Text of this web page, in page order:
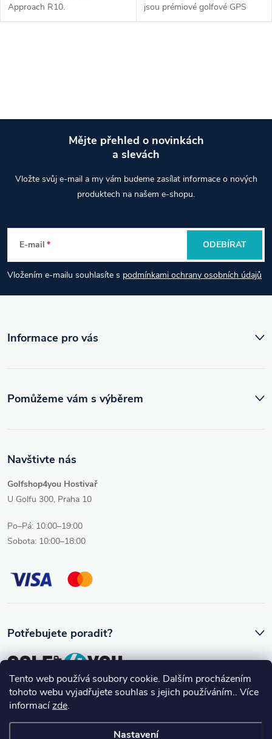
Tento web používá soubory cookie. Dalším procházením
tohoto webu vyjadřujete souhlas s jejich používáním.. Více
informacízde.
Nastavení
Approach R10.
jsou prémiové golfové GPS
hodinky, které nabízejí
a
í
r
v
y
ý
s
u
p
a
t
Mějte přehled o novinkách
a slevách
Vložte svůj e-mail a my vám budeme zasílat informace o nových
produktech na našem e-shopu.
E-mail
Vložením e-mailu souhlasíte s podmínkami ochrany osobních údajů
ODEBÍRAT
Informace pro vás
Navštivte nás
Golfshop4you Hostivař
U Golfu 300, Praha 10
Po–Pá: 10:00–19:00
Sobota: 10:00–18:00
Pomůžeme vám s výběrem
Potřebujete poradit?
Ozve se vám skutečný člověk, který golfovému vybavení rozumí.